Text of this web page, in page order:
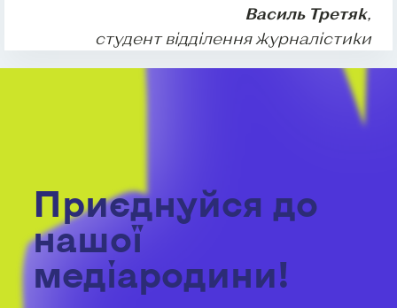
Василь Третяк,
студент відділення журналістики
Приєднуйся до
нашої
медіародини!